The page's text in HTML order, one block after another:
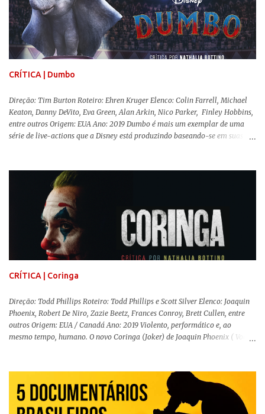
os mundos não se cruzem de modo algum, pois o período histórico no qual
a história se passa - 1988 na Inglaterra - é de um contexto profundamente
conservador e hostil a pessoas queer. Com o governo liderado pela então
primeira-ministra Margaret Tatcher usando recursos supostamente
constitucionais para mobilizar campanhas agressivas ao modo de vida
CRÍTICA | Dumbo
Direção: Tim Burton Roteiro: Ehren Kruger Elenco: Colin Farrell, Michael
Keaton, Danny DeVito, Eva Green, Alan Arkin, Nico Parker, Finley Hobbins,
entre outros Origem: EUA Ano: 2019 Dumbo é mais um exemplar de uma
série de live-actions que a Disney está produzindo baseando-se em suas
remake , já que a história do elefantinho voador foi reinventada de forma
mais realista, se adequando perfeitamente a proposta. Não há animais
falantes, por exemplo, mas nem por isso o tom lúdico e infantil é deixado
de lado. Apesar da relevância histórica, o filme supera a animação original
em termos visuais e narrativos, , superando a animação original em termos
visuais e narrativos. A história começa quando o pai das crianças, Holt
Ferrier (Colin Farrell), uma ex-estrela de circo, volta da guerra e se depara
com os filhos de...
CRÍTICA | Coringa
Direção: Todd Phillips Roteiro: Todd Phillips e Scott Silver Elenco: Joaquin
Phoenix, Robert De Niro, Zazie Beetz, Frances Conroy, Brett Cullen, entre
outros Origem: EUA / Canadá Ano: 2019 Violento, performático e, ao
mesmo tempo, humano. O novo Coringa (Joker) de Joaquin Phoenix ( Você
Comics . É importante ressaltar que este não é um filme de herói. E muito
menos de vilão. O longa de Todd Phillips (Se Beber, Não Case!) segue uma
trajetória profunda do reflexo da corrupção da sociedade na vida de um ser
humano, capaz de causar perturbação e desconforto do inicio ao fim da